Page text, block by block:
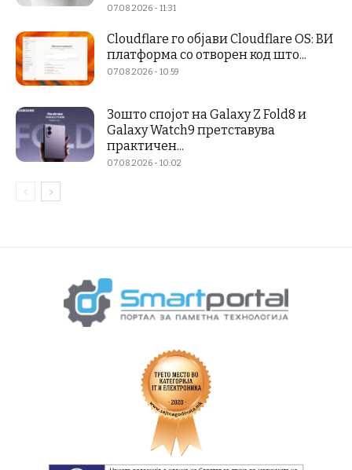
07.08.2026 - 11:31
Cloudflare го објави Cloudflare OS: ВИ
платформа со отворен код што...
07.08.2026 - 10:59
Зошто спојот на Galaxy Z Fold8 и
Galaxy Watch9 претставува
практичен...
07.08.2026 - 10:02